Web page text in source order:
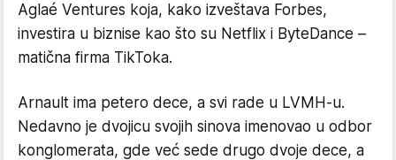
Aglaé Ventures koja, kako izveštava Forbes,
investira u biznise kao što su Netflix i ByteDance –
matična firma TikToka.
Arnault ima petero dece, a svi rade u LVMH-u.
Nedavno je dvojicu svojih sinova imenovao u odbor
konglomerata, gde već sede drugo dvoje dece, a